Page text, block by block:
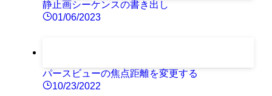
静止画シーケンスの書き出し
01/06/2023
パースビューの焦点距離を変更する
10/23/2022